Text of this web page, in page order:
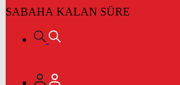
SABAHA KALAN SÜRE